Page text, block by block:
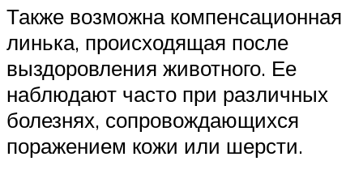
Также возможна компенсационная
линька, происходящая после
выздоровления животного. Ее
наблюдают часто при различных
болезнях, сопровождающихся
поражением кожи или шерсти.